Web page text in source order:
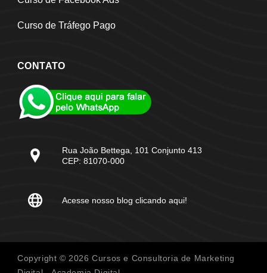
Curso de Tráfego Pago
CONTATO
Rua João Bettega, 101 Conjunto 413
CEP: 81070-000
Acesse nosso blog clicando aqui!
Copyright © 2026 Cursos e Consultoria de Marketing